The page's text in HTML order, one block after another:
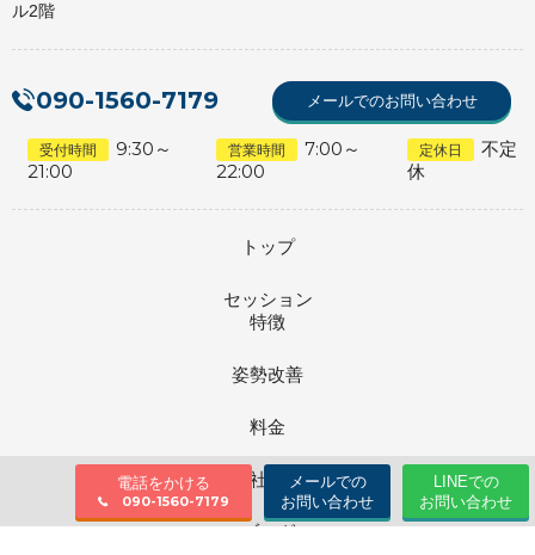
ル2階
090-1560-7179 メールでのお問い合わせ
受付時間
9:30～
21:00
営業時間
7:00～
22:00
定休日
不定
休
トップ
セッション
特徴
姿勢改善
料金
会社情報
ブログ
電話をかける
090-1560-7179
メールでの
お問い合わせ
LINEでの
お問い合わせ